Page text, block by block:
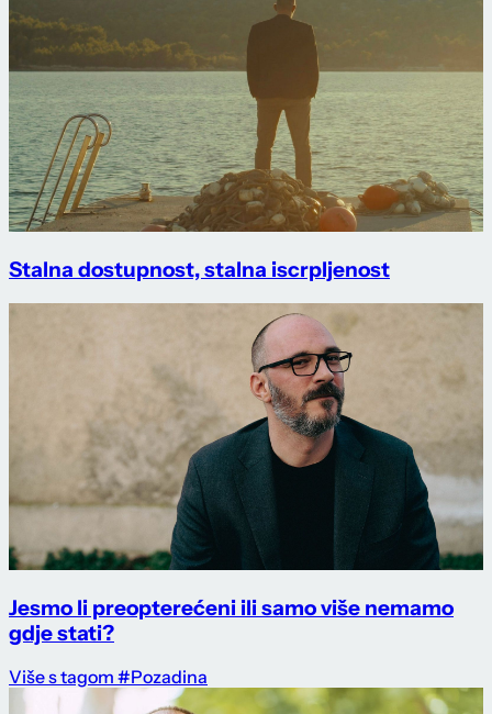
Stalna dostupnost, stalna iscrpljenost
Jesmo li preopterećeni ili samo više nemamo
gdje stati?
Više s tagom #Pozadina